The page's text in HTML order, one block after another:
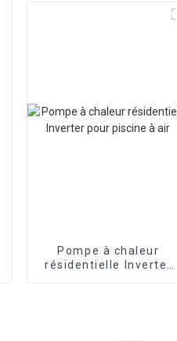
Pompe à chaleur
résidentielle Inverter